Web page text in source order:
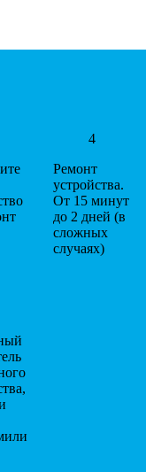
4
Ремонт
устройства.
От 15 минут
до 2 дней (в
сложных
случаях)